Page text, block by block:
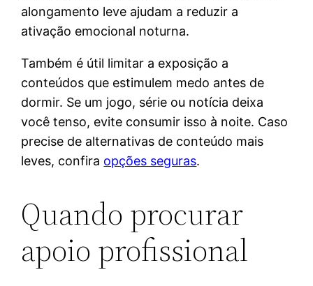
alongamento leve ajudam a reduzir a
ativação emocional noturna.
Também é útil limitar a exposição a
conteúdos que estimulem medo antes de
dormir. Se um jogo, série ou notícia deixa
você tenso, evite consumir isso à noite. Caso
precise de alternativas de conteúdo mais
leves, confira opções seguras.
Quando procurar
apoio profissional